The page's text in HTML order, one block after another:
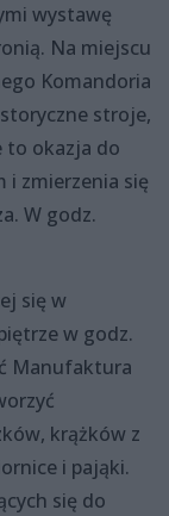
wystawę
Na miejscu
Komandoria
stroje,
to okazja do
i zmierzenia się
W godz.
się w
w godz.
Manufaktura
krążków z
i pająki.
się do